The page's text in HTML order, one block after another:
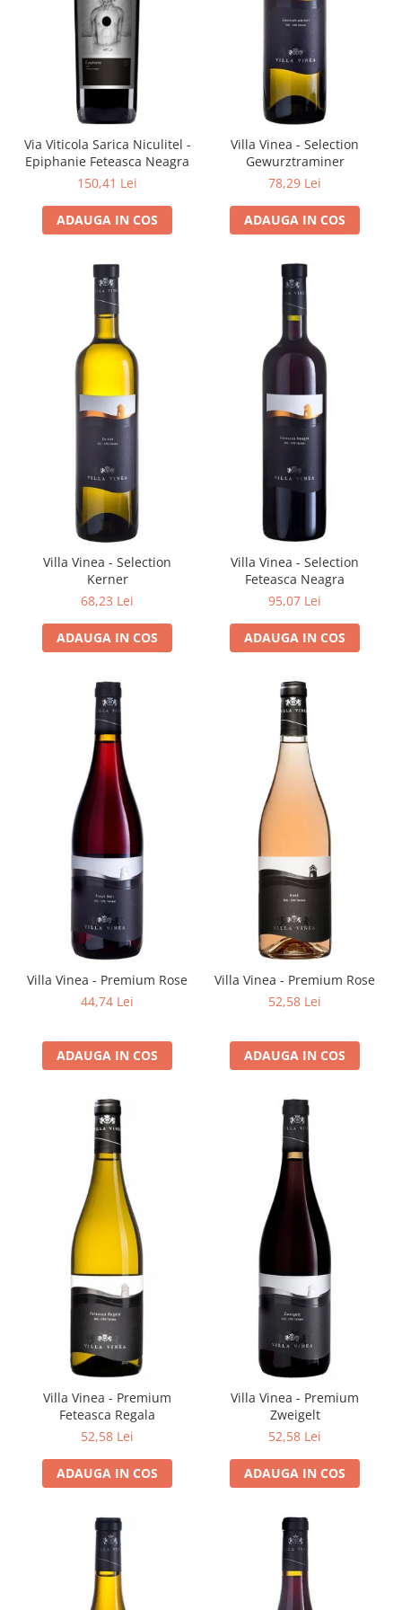
Crama LICORNA
Domeniile La MIGDALI
Crama AVINCIS
Crama JIDVEI
Crama JELNA
GRAMOFON Wine
Crama ARAMIC
Crama PURCARI
Crama HERMEZIU
Grup FRESCOBALDI
VINUL Bikers For Humanity
Crama BALLA GEZA
Vinuri SPANIA
Vinuri SPECIALE
Domeniile Prince MATEI
Domeniile SÂMBUREȘTI
FAUTOR Winery
Domeniile PANCIU
Crama Petro VASELO
Vinuri din GRECIA
Crama BUDUREASCA
Domeniile FRANCO-ROMÂNE
Via Viticola Sarica Niculitel -
Epiphanie Feteasca Neagra
150,41 Lei
ADAUGA IN COS
Villa Vinea - Selection
Gewurztraminer
78,29 Lei
ADAUGA IN COS
Villa Vinea - Selection
Kerner
68,23 Lei
ADAUGA IN COS
Villa Vinea - Selection
Feteasca Neagra
95,07 Lei
ADAUGA IN COS
Villa Vinea - Premium Rose
44,74 Lei
ADAUGA IN COS
Villa Vinea - Premium Rose
52,58 Lei
ADAUGA IN COS
Villa Vinea - Premium
Feteasca Regala
52,58 Lei
ADAUGA IN COS
Villa Vinea - Premium
Zweigelt
52,58 Lei
ADAUGA IN COS